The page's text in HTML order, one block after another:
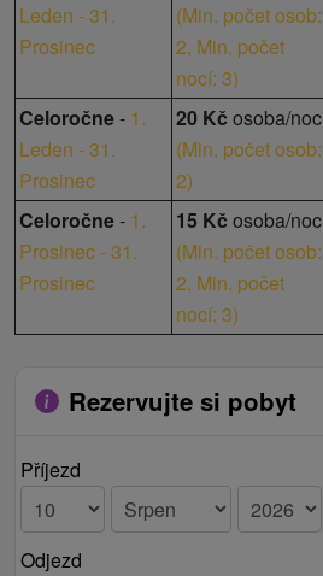
Leden - 31.
Prosinec
(Min. počet osob:
2, Min. počet
nocí: 3)
Celoročne- 1.
Leden - 31.
Prosinec
20 Kč osoba/noc
(Min. počet osob:
2)
Celoročne- 1.
Prosinec - 31.
Prosinec
15 Kč osoba/noc
(Min. počet osob:
2, Min. počet
nocí: 3)
Rezervujte si pobyt
Příjezd
Odjezd